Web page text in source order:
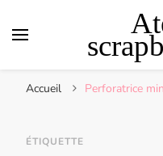
Accueil Perforatrice
ÉTIQUETTE